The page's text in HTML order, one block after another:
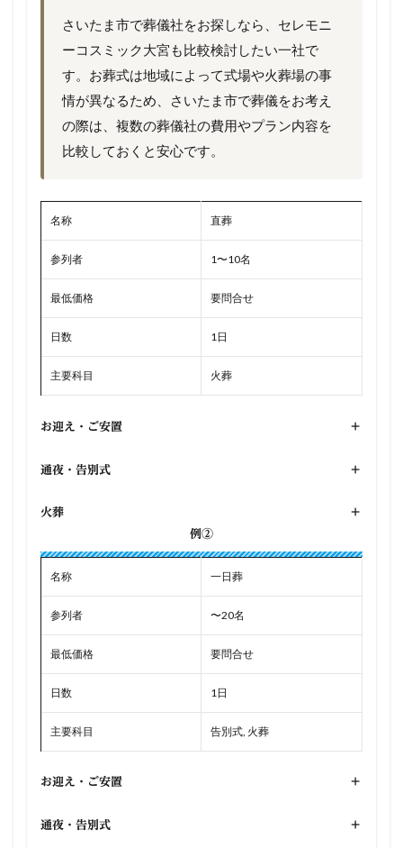
さいたま市で葬儀社をお探しなら、セレモニ
ーコスミック大宮も比較検討したい一社で
す。お葬式は地域によって式場や火葬場の事
情が異なるため、さいたま市で葬儀をお考え
の際は、複数の葬儀社の費用やプラン内容を
比較しておくと安心です。
名称 直葬
参列者 1〜10名
最低価格 要問合せ
日数 1日
主要科目 火葬
お迎え・ご安置 +
通夜・告別式 +
火葬
+
例②
名称 一日葬
参列者 〜20名
最低価格 要問合せ
日数 1日
主要科目 告別式, 火葬
お迎え・ご安置 +
通夜・告別式 +